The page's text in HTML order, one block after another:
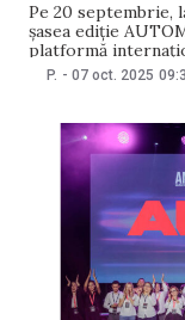
Pe 20 septembrie,
șasea ediție
platformă
industriei
P. - 07 oct. 2025